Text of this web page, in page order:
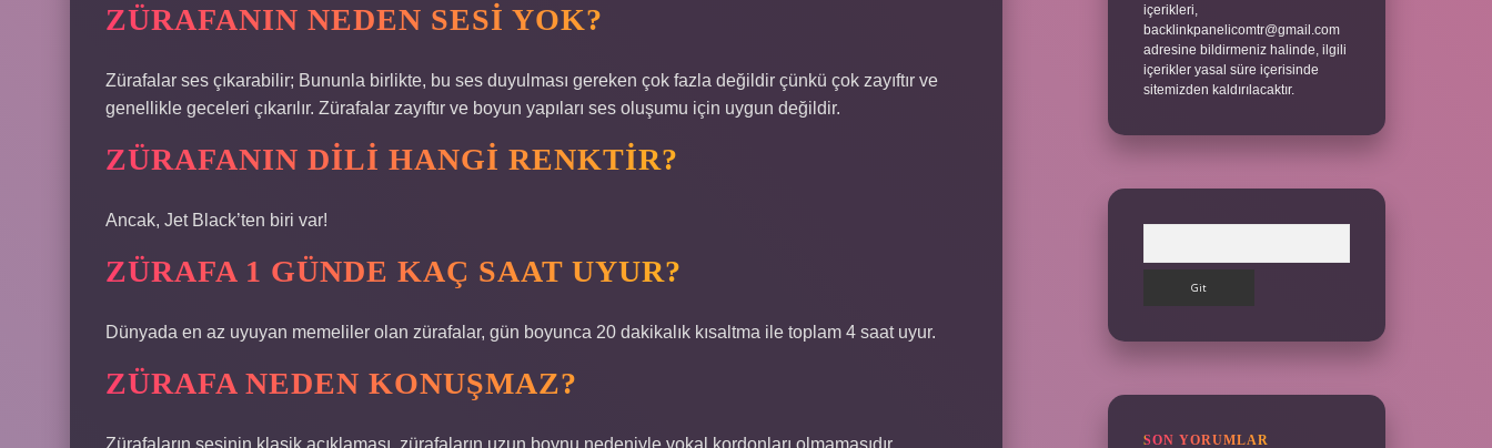
ZÜRAFANIN NEDEN SESI YOK?
Zürafalar ses çıkarabilir; Bununla birlikte, bu ses duyulması gereken çok fazla değildir çünkü çok zayıftır ve
genellikle geceleri çıkarılır. Zürafalar zayıftır ve boyun yapıları ses oluşumu için uygun değildir.
ZÜRAFANIN DILI HANGI RENKTIR?
Ancak, Jet Black’ten biri var!
ZÜRAFA 1 GÜNDE KAÇ SAAT UYUR?
Dünyada en az uyuyan memeliler olan zürafalar, gün boyunca 20 dakikalık kısaltma ile toplam 4 saat uyur.
ZÜRAFA NEDEN KONUŞMAZ?
Zürafaların sesinin klasik açıklaması, zürafaların uzun boynu nedeniyle vokal kordonları olmamasıdır.
içerikleri,
backlinkpanelicomtr@gmail.com
adresine bildirmeniz halinde, ilgili
içerikler yasal süre içerisinde
sitemizden kaldırılacaktır.
SON YORUMLAR